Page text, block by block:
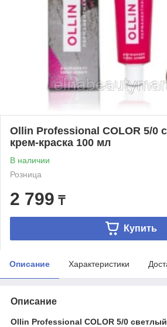
Ollin Professional COLOR 5/0
крем-краска 100 мл
В наличии
Розница
2 799 ₸
Купить
Описание Характеристики
Описание
Ollin Professional COLOR 5/0